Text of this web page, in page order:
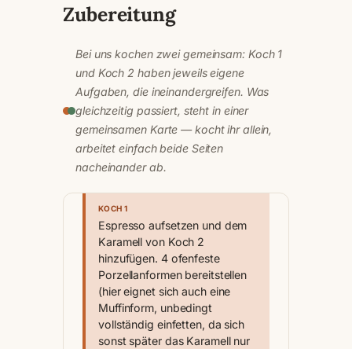
Zubereitung
Bei uns kochen zwei gemeinsam: Koch 1
und Koch 2 haben jeweils eigene
Aufgaben, die ineinandergreifen. Was
gleichzeitig passiert, steht in einer
gemeinsamen Karte — kocht ihr allein,
arbeitet einfach beide Seiten
nacheinander ab.
KOCH 1
Espresso aufsetzen und dem
Karamell von Koch 2
hinzufügen. 4 ofenfeste
Porzellanformen bereitstellen
(hier eignet sich auch eine
Muffinform, unbedingt
vollständig einfetten, da sich
sonst später das Karamell nur